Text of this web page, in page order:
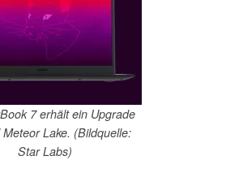
7 erhält ein Upgrade
Lake. (Bildquelle:
Star Labs)